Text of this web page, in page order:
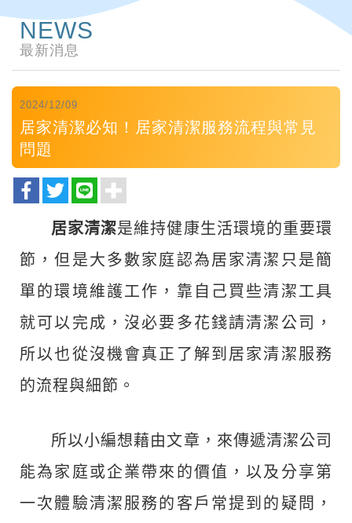
NEWS
最新消息
2024/12/09
居家清潔必知！居家清潔服務流程與常見
問題
居家清潔是維持健康生活環境的重要環
節，但是大多數家庭認為居家清潔只是簡
單的環境維護工作，靠自己買些清潔工具
就可以完成，沒必要多花錢請清潔公司，
所以也從沒機會真正了解到居家清潔服務
的流程與細節。
所以小編想藉由文章，來傳遞清潔公司
能為家庭或企業帶來的價值，以及分享第
一次體驗清潔服務的客戶常提到的疑問，